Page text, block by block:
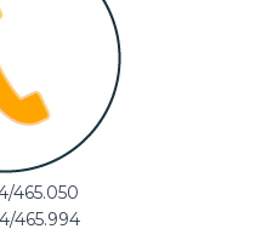
465.050
465.994